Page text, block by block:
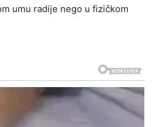
umu radije nego u fizičkom